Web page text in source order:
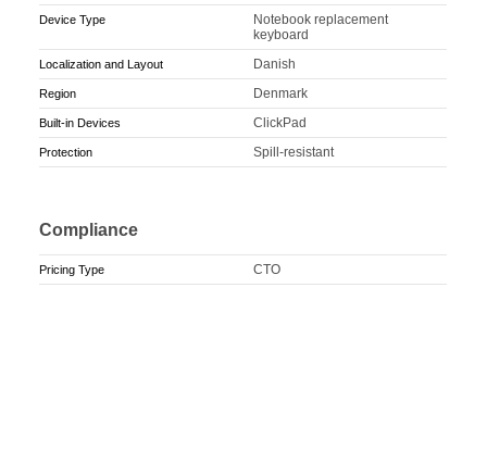
Device Type
Notebook replacement
keyboard
Localization and Layout Danish
Region Denmark
Built-in Devices ClickPad
Protection Spill-resistant
Compliance
Pricing Type CTO